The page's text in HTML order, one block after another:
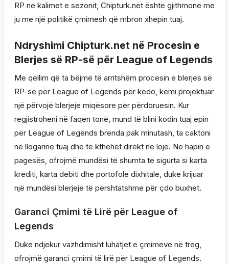
RP në kalimet e sezonit, Chipturk.net është gjithmonë me
ju me një politikë çmimesh që mbron xhepin tuaj.
Ndryshimi Chipturk.net në Procesin e
Blerjes së RP-së për League of Legends
Me qëllim që ta bëjmë të arritshëm procesin e blerjes së
RP-së për League of Legends për këdo, kemi projektuar
një përvojë blerjeje miqësore për përdoruesin. Kur
regjistroheni në faqen tonë, mund të blini kodin tuaj epin
për League of Legends brenda pak minutash, ta caktoni
në llogarinë tuaj dhe të kthehet direkt në lojë. Në hapin e
pagesës, ofrojmë mundësi të shumta të sigurta si karta
krediti, karta debiti dhe portofole dixhitale, duke krijuar
një mundësi blerjeje të përshtatshme për çdo buxhet.
Garanci Çmimi të Lirë për League of
Legends
Duke ndjekur vazhdimisht luhatjet e çmimeve në treg,
ofrojmë garanci çmimi të lirë për League of Legends.